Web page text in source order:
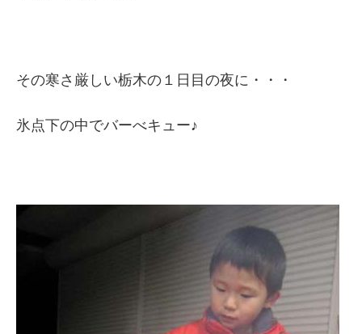
その寒さ厳しい栃木の１日目の夜に・・・
氷点下の中でバーべキュー♪